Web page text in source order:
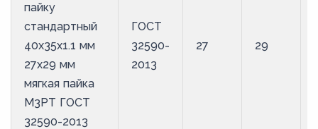
пайку
стандартный
40х35х1.1 мм
27х29 мм
мягкая пайка
М3РТ ГОСТ
32590-2013
ГОСТ
32590-
2013
27 29